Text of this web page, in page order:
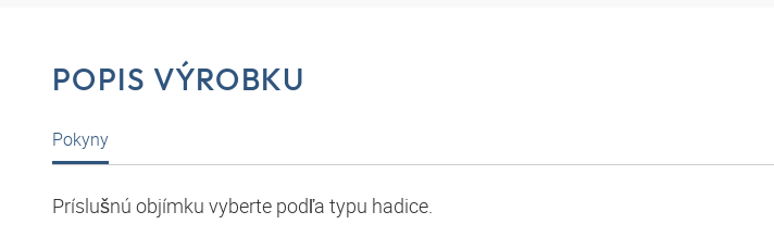
POPIS VÝROBKU
Pokyny
Príslušnú objímku vyberte podľa typu hadice.